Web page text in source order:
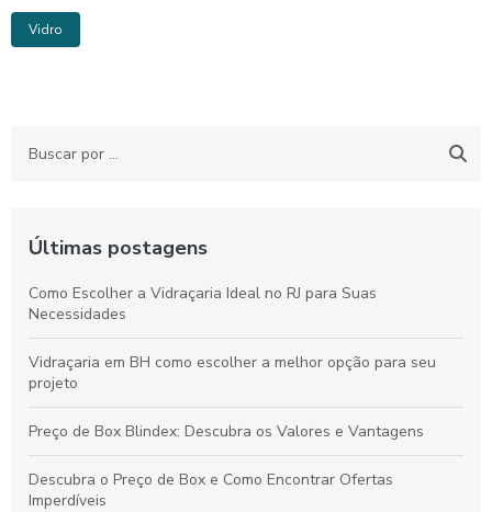
Vidro
Últimas postagens
Como Escolher a Vidraçaria Ideal no RJ para Suas
Necessidades
Vidraçaria em BH como escolher a melhor opção para seu
projeto
Preço de Box Blindex: Descubra os Valores e Vantagens
Descubra o Preço de Box e Como Encontrar Ofertas
Imperdíveis